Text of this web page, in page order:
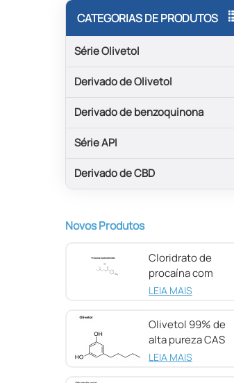
CATEGORIAS DE PRODUTOS
Série Olivetol
Derivado de Olivetol
Derivado de benzoquinona
Série API
Derivado de CBD
Novos Produtos
Cloridrato de
procaína com
pureza de 98%
LEIA MAIS
Olivetol 99% de
alta pureza CAS
500-66-3
LEIA MAIS